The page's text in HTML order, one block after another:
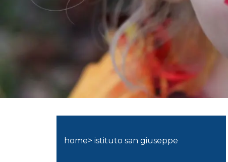
home> istituto san giuseppe